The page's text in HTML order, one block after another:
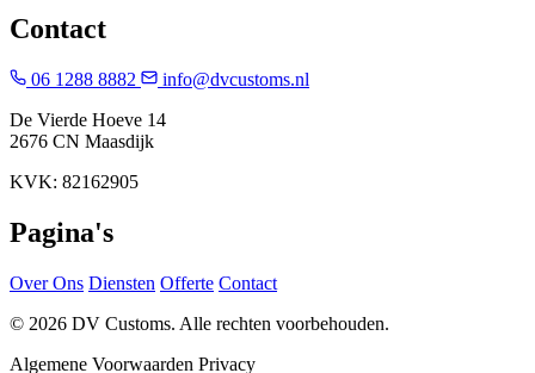
Contact
06 1288 8882
info@dvcustoms.nl
De Vierde Hoeve 14
2676 CN Maasdijk
KVK: 82162905
Pagina's
Over Ons Diensten Offerte Contact
© 2026 DV Customs. Alle rechten voorbehouden.
Algemene Voorwaarden Privacy